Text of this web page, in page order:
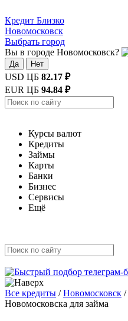
Кредит Близко
Новомосковск
Выбрать город
Вы в городе Новомосковск?
Да Нет
USD ЦБ 82.17 ₽
EUR ЦБ 94.84 ₽
Курсы валют
Кредиты
Займы
Карты
Банки
Бизнес
Сервисы
Ещё
Все кредиты /Новомосковск /
Новомосковска для займа